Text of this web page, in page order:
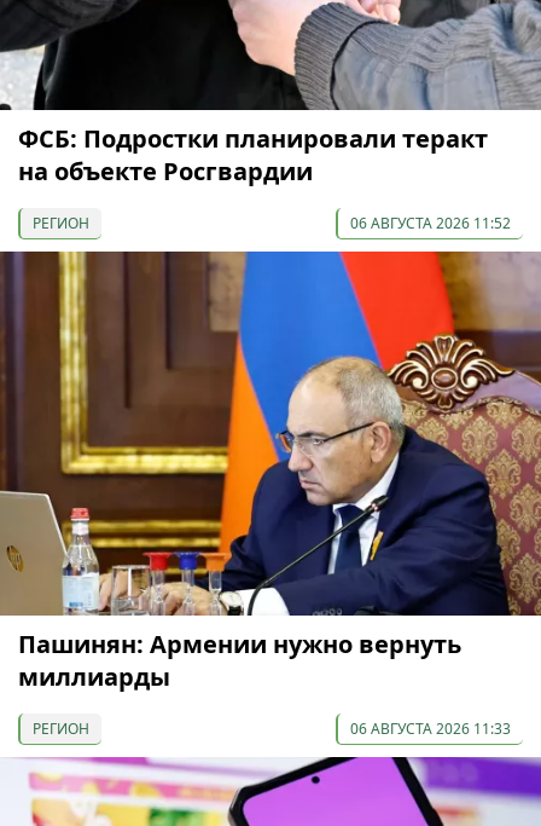
ФСБ: Подростки планировали теракт
на объекте Росгвардии
РЕГИОН 06 АВГУСТА 2026 11:52
Пашинян: Армении нужно вернуть
миллиарды
РЕГИОН 06 АВГУСТА 2026 11:33